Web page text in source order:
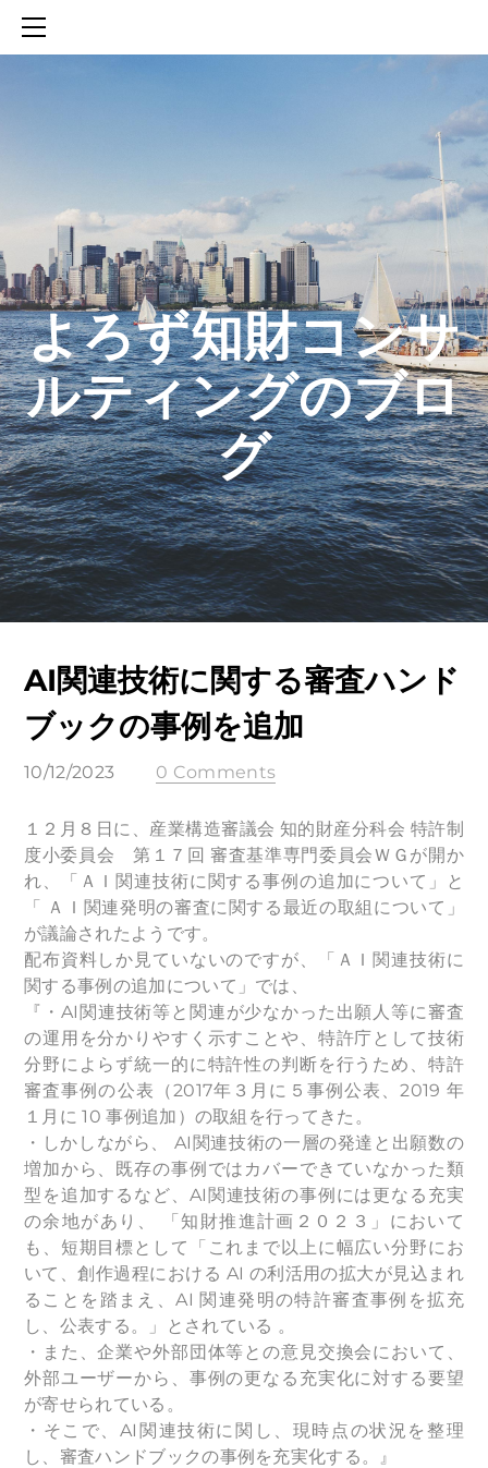
​よろず知財コンサ
ルティングのブロ
グ
AI関連技術に関する審査ハンド
ブックの事例を追加
10/12/2023 0 Comments
１２月８日に、産業構造審議会 知的財産分科会 特許制
度小委員会 第１７回 審査基準専門委員会ＷＧが開か
れ、「ＡＩ関連技術に関する事例の追加について」と
「 ＡＩ関連発明の審査に関する最近の取組について」
が議論されたようです。
配布資料しか見ていないのですが、「ＡＩ関連技術に
関する事例の追加について」では、
『・AI関連技術等と関連が少なかった出願人等に審査
の運用を分かりやすく示すことや、特許庁として技術
分野によらず統一的に特許性の判断を行うため、特許
審査事例の公表（2017年３月に５事例公表、2019 年
１月に 10 事例追加）の取組を行ってきた。
・しかしながら、 AI関連技術の一層の発達と出願数の
増加から、既存の事例ではカバーできていなかった類
型を追加するなど、AI関連技術の事例には更なる充実
の余地があり、 「知財推進計画２０２３」において
も、短期目標として「これまで以上に幅広い分野にお
いて、創作過程における AI の利活用の拡大が見込まれ
ることを踏まえ、AI 関連発明の特許審査事例を拡充
し、公表する。」とされている 。
・また、企業や外部団体等との意見交換会において、
外部ユーザーから、事例の更なる充実化に対する要望
が寄せられている。
・そこで、AI関連技術に関し、現時点の状況を整理
し、審査ハンドブックの事例を充実化する。』
SERVICES
知財活動のROICへの貢献
生成AIを活用した知財戦略の策定方法
生成AIとの「壁打ち」で、新たな発明を創出する方法